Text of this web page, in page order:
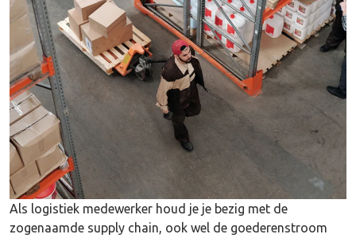
Als logistiek medewerker houd je je bezig met de
zogenaamde supply chain, ook wel de goederenstroom